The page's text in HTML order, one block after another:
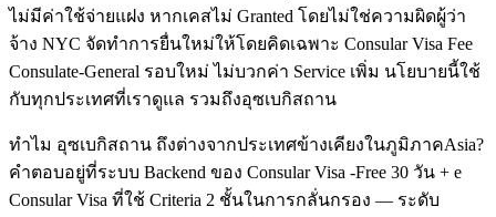
ไม่มีค่าใช้จ่ายแฝง หากเคสไม่ Granted โดยไม่ใช่ความผิดผู้ว่า
จ้าง NYC จัดทำการยื่นใหม่ให้โดยคิดเฉพาะ Consular Visa Fee
Consulate-General รอบใหม่ ไม่บวกค่า Service เพิ่ม นโยบายนี้ใช้
กับทุกประเทศที่เราดูแล รวมถึงอุซเบกิสถาน
ทำไม อุซเบกิสถาน ถึงต่างจากประเทศข้างเคียงในภูมิภาคAsia?
คำตอบอยู่ที่ระบบ Backend ของ Consular Visa -Free 30 วัน + e
Consular Visa ที่ใช้ Criteria 2 ชั้นในการกลั่นกรอง — ระดับ